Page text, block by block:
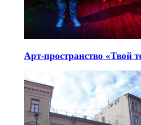
Арт-пространство «Твой